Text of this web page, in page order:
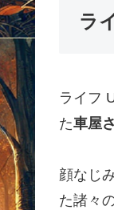
ラ
ライフ
た車屋
顔なじ
た諸々